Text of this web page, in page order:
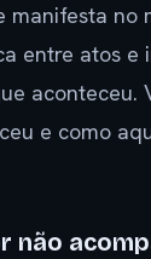
manifesta no
entre atos e
aconteceu.
e como
não